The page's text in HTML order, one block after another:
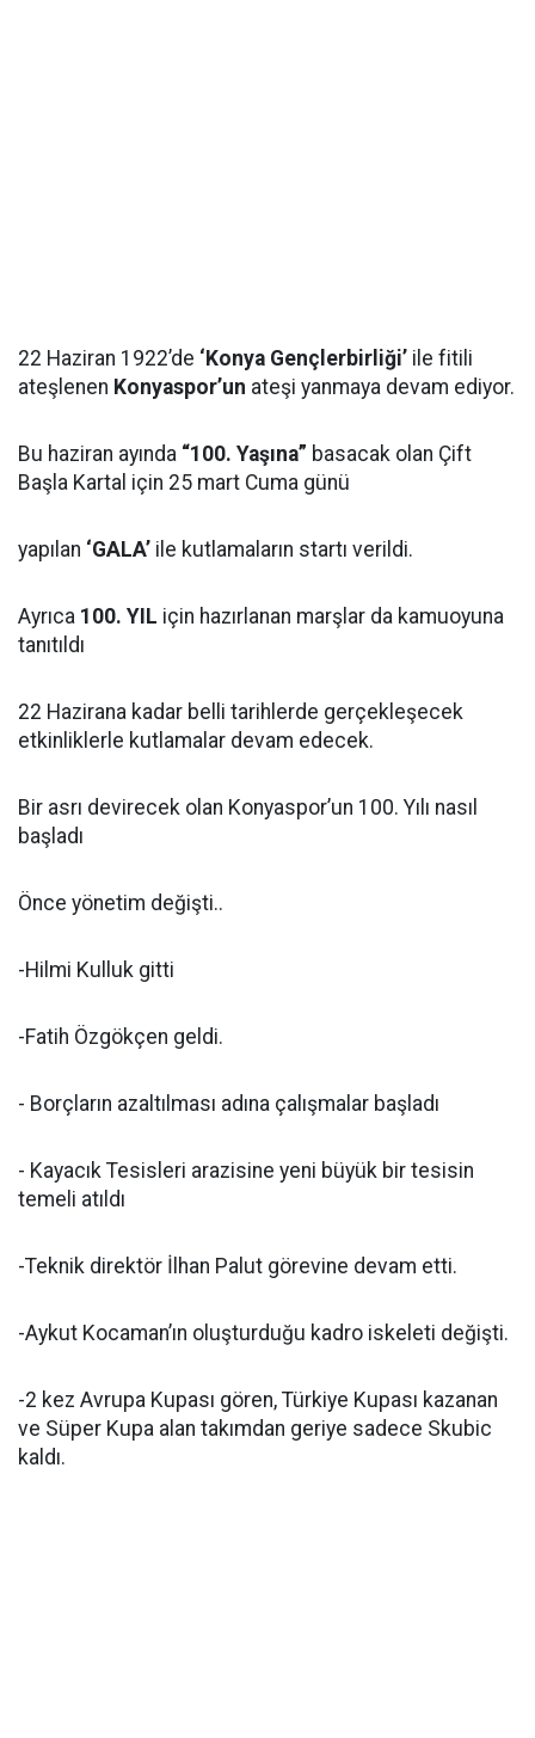
22 Haziran 1922’de ‘ Konya Gençlerbirliği’ ile fitili
ateşlenen Konyaspor’un ateşi yanmaya devam ediyor.
Bu haziran ayında “100. Yaşına” basacak olan Çift
Başla Kartal için 25 mart Cuma günü
yapılan ‘GALA’ ile kutlamaların startı verildi.
Ayrıca 100. YIL için hazırlanan marşlar da kamuoyuna
tanıtıldı
22 Hazirana kadar belli tarihlerde gerçekleşecek
etkinliklerle kutlamalar devam edecek.
Bir asrı devirecek olan Konyaspor’un 100. Yılı nasıl
başladı
Önce yönetim değişti..
-Hilmi Kulluk gitti
-Fatih Özgökçen geldi.
- Borçların azaltılması adına çalışmalar başladı
- Kayacık Tesisleri arazisine yeni büyük bir tesisin
temeli atıldı
-Teknik direktör İlhan Palut görevine devam etti.
-Aykut Kocaman’ın oluşturduğu kadro iskeleti değişti.
-2 kez Avrupa Kupası gören, Türkiye Kupası kazanan
ve Süper Kupa alan takımdan geriye sadece Skubic
kaldı.